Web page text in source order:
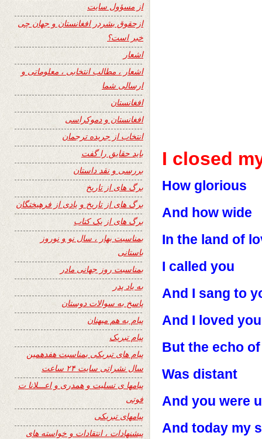
I closed
How glorious
And how wide
In the land of
I called you
And I sang to
And I loved
But the echo
Was distant
And you were
And today my
از مسؤول سایت
ازحقوق بشردر افغانستان و جهان چی
خبر است؟
اشعار
اشعار ، مطالب انتخابی ، معلوماتی و
ارسالی شما
افغانستان
افغانستان و دموکراسی
انتخاب از جریده ترجمان
باید حقایق را گفت
بررسی و نقد داستان
برگ های از تاریخ
برگ های از تاریخ و یادی از فرهیختگان
برگ های از یک کتاب
بمناسبت بهار ، سال نو و نوروز
باستانی
بمناسبت روز جهانی مادر
به یاد پدر
پاسخ به سوالات دوستان
پیام به هم میهنان
پیام تبریک
پیام های تبریکی بمناسبت هفدهمین
سال نشراتی سایت ۲۴ ساعت
پیامها ی تسلیت و همدری و اعـــلانا ت
فوتی
پیامهای تبریکی
پیشنهادات ، انتقادات و خواسته های